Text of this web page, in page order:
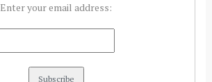
Enter your email address: